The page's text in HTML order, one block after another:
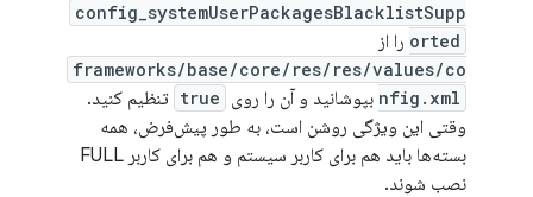
config_systemUserPackagesBlacklistSupp
orted را از
frameworks/base/core/res/res/values/co
nfig.xml بپوشانید و آن را روی true تنظیم کنید.
وقتی این ویژگی روشن است، به طور پیش‌فرض، همه
بسته‌ها باید هم برای کاربر سیستم و هم برای کاربر FULL
نصب شوند.